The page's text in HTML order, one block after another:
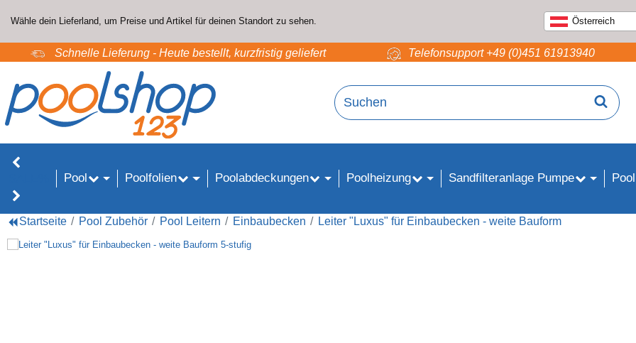
Wähle dein Lieferland, um Preise und Artikel für deinen Standort zu sehen. Österreich
Schnelle Lieferung - Heute bestellt, kurzfristig geliefert Telefonsupport +49 (0)451 61913940
Pool Poolfolien Poolabdeckungen Poolheizung Sandfilteranlage Pumpe
Startseite Pool Zubehör Pool Leitern Einbaubecken Leiter "Luxus" für Einbaubecken - weite Bauform